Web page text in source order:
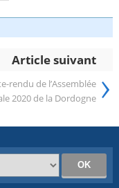
Article suivant
rendu de l’Assemblée
2020 de la Dordogne ›